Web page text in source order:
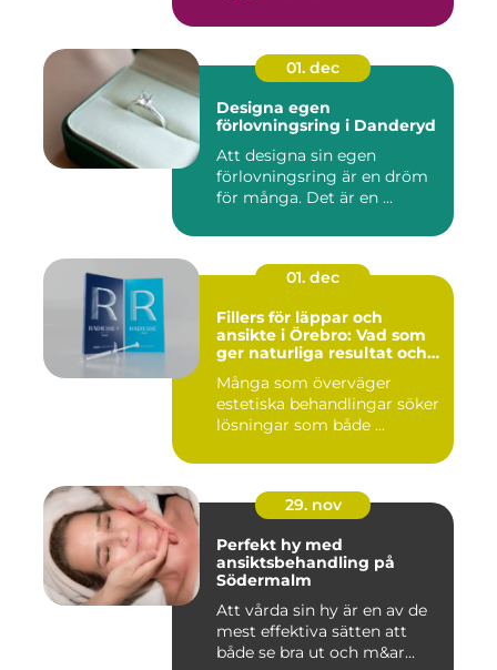
01. dec
Designa egen
förlovningsring i Danderyd
Att designa sin egen
förlovningsring är en dröm
för många. Det är en ...
01. dec
Fillers för läppar och
ansikte i Örebro: Vad som
ger naturliga resultat och
Många som överväger
estetiska behandlingar söker
lösningar som både ...
29. nov
Perfekt hy med
ansiktsbehandling på
Södermalm
Att vårda sin hy är en av de
mest effektiva sätten att
både se bra ut och m&ar...